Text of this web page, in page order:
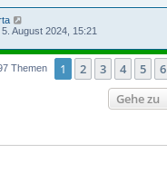
August 2024, 15:21
Themen 1 2 3 4 5 6
Gehe zu